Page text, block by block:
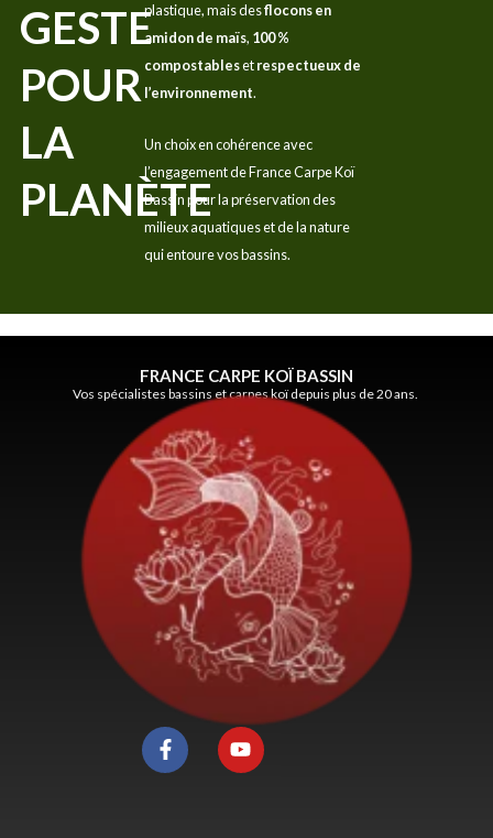
GESTE
POUR
LA
PLANÈTE
plastique, mais desflocons en
amidon de maïs, 100 %
compostablesetrespectueux de
l’environnement.
Un choix en cohérence avec
l’engagement de France Carpe Koï
Bassin pour la préservation des
milieux aquatiques et de la nature
qui entoure vos bassins.
FRANCE CARPE KOÏ BASSIN
Vos spécialistes bassins et carpes koï depuis plus de 20 ans.
F
a
c
Y
o
u